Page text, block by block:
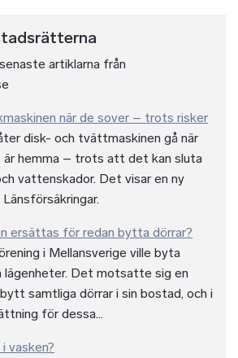
artiklarna från
när de sover – trots risker
disk- och tvättmaskinen gå när
är hemma – trots att det kan sluta
vattenskador. Det visar en ny
ersättas för redan bytta dörrar?
i Mellansverige ville byta
lägenheter. Det motsatte sig en
samtliga dörrar i sin bostad, och i
för dessa...
vasken?